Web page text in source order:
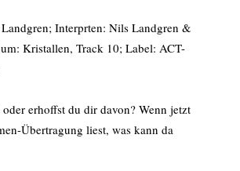
Interprten: Nils Landgren &
Kristallen, Track 10; Label: ACT-
oder erhoffst du dir davon? Wenn jetzt
Übertragung liest, was kann da